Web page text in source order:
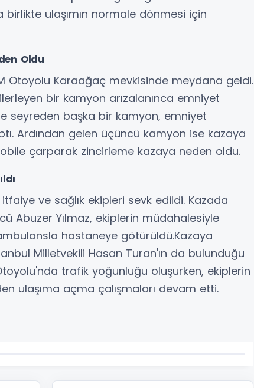
birlikte ulaşımın normale dönmesi için
Oldu
Otoyolu Karaağaç mevkisinde meydana geldi.
bir kamyon arızalanınca emniyet
seyreden başka bir kamyon, emniyet
Ardından gelen üçüncü kamyon ise kazaya
çarparak zincirleme kazaya neden oldu.
ve sağlık ekipleri sevk edildi. Kazada
Abuzer Yılmaz, ekiplerin müdahalesiyle
hastaneye götürüldü.Kazaya
Milletvekili Hasan Turan'ın da bulunduğu
trafik yoğunluğu oluşurken, ekiplerin
ulaşıma açma çalışmaları devam etti.